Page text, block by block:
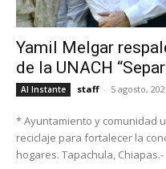
Yamil Melgar
de la UNACH
Al Instante staff - 5 agosto,
* Ayuntamiento y comunidad
reciclaje para fortalecer la
hogares. Tapachula,